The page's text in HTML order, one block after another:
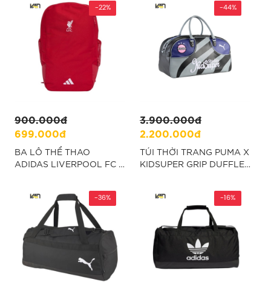
900.000đ
699.000đ
-22%
BA LÔ THỂ THAO
ADIDAS LIVERPOOL FC -
3.900.000đ
2.200.000đ
-44%
TÚI THỜI TRANG PUMA X
KIDSUPER GRIP DUFFLE
-36% -16%